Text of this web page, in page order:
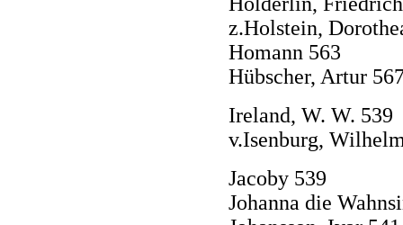
z.Holstein,
Homann 563
Hübscher, Artur
Ireland, W. W. 539
v.Isenburg,
Jacoby 539
Johanna die